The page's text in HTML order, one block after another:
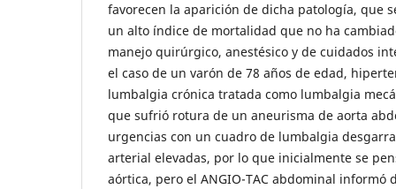
favorecen la aparición de dicha patología, que
un alto índice de mortalidad que no ha
manejo quirúrgico, anestésico y de cuidados
el caso de un varón de 78 años de edad,
lumbalgia crónica tratada como lumbalgia
que sufrió rotura de un aneurisma de aorta
urgencias con un cuadro de lumbalgia
arterial elevadas, por lo que inicialmente se
aórtica, pero el ANGIO-TAC abdominal informó